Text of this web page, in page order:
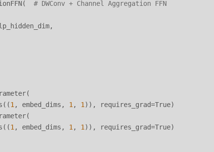
# DWConv + Channel Aggregation FFN
1 , embed_dims, 1 , 1 )), requires_grad=True)
1 , embed_dims, 1 , 1 )), requires_grad=True)